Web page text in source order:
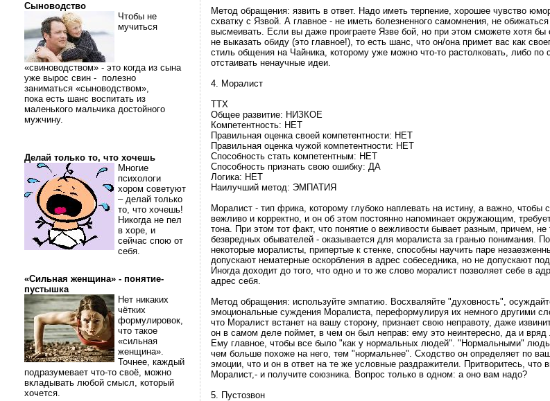
Сыноводство
Чтобы не
мучиться
«свиноводством» - это когда из сына
уже вырос свин - полезно
заниматься «сыноводством»,
пока есть шанс воспитать из
маленького мальчика достойного
мужчину.
Делай только то, что хочешь
Многие
психологи
хором советуют
– делай только
то, что хочешь!
Никогда не пел
в хоре, и
сейчас спою от
себя.
«Сильная женщина» - понятие-
пустышка
Нет никаких
чётких
формулировок,
что такое
«сильная
женщина».
Точнее, каждый
подразумевает что-то своё, можно
вкладывать любой смысл, который
хочется.
Метод обращения: язвить в ответ. Надо иметь терпение, хорошее чувство
схватку с Язвой. А главное - не иметь болезненного самомнения, не
высмеивать. Если вы даже проиграете Язве бой, но при этом сможете хотя бы
не выказать обиду (это главное!), то есть шанс, что он/она примет вас как
стиль общения на Чайника, которому уже можно что-то растолковать, либо по
отстаивать ненаучные идеи.
4. Моралист
ТТХ
Общее развитие: НИЗКОЕ
Компетентность: НЕТ
Правильная оценка своей компетентности: НЕТ
Правильная оценка чужой компетентности: НЕТ
Способность стать компетентным: НЕТ
Способность признать свою ошибку: ДА
Логика: НЕТ
Наилучший метод: ЭМПАТИЯ
Моралист - тип фрика, которому глубоко наплевать на истину, а важно, чтобы
вежливо и корректно, и он об этом постоянно напоминает окружающим,
тона. При этом тот факт, что понятие о вежливости бывает разным, причем, не
безвредных обывателей - оказывается для моралиста за гранью понимания.
некоторые моралисты, припертые к стенке, способны научить паре
допускают нематерные оскорбления в адрес собеседника, но не допускают
Иногда доходит до того, что одно и то же слово моралист позволяет себе в
адрес себя.
Метод обращения: используйте эмпатию. Восхваляйте "духовность",
эмоциональные суждения Моралиста, переформулируя их немного другими
что Моралист встанет на вашу сторону, признает свою неправоту, даже
он в самом деле поймет, в чем он был неправ: ему это неинтересно, да и вряд
Ему главное, чтобы все было "как у нормальных людей". "Нормальными"
чем больше похоже на него, тем "нормальнее". Сходство он определяет по
эмоции, что и он в ответ на те же условные раздражители. Притворитесь, что
Моралист,- и получите союзника. Вопрос только в одном: а оно вам надо?
5. Пустозвон